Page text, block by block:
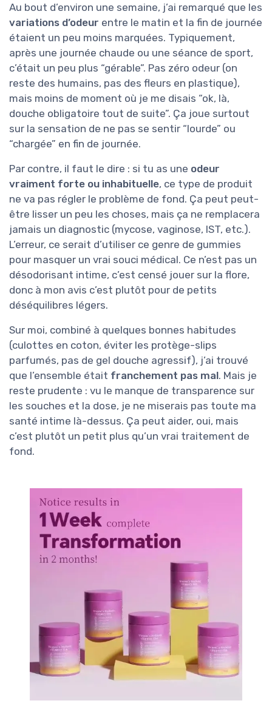
Au bout d’environ une semaine, j’ai remarqué que les
variations d’odeur entre le matin et la fin de journée
étaient un peu moins marquées. Typiquement,
après une journée chaude ou une séance de sport,
c’était un peu plus “gérable”. Pas zéro odeur (on
reste des humains, pas des fleurs en plastique),
mais moins de moment où je me disais “ok, là,
douche obligatoire tout de suite”. Ça joue surtout
sur la sensation de ne pas se sentir “lourde” ou
“chargée” en fin de journée.
Par contre, il faut le dire : si tu as une odeur
vraiment forte ou inhabituelle, ce type de produit
ne va pas régler le problème de fond. Ça peut peut-
être lisser un peu les choses, mais ça ne remplacera
jamais un diagnostic (mycose, vaginose, IST, etc.).
L’erreur, ce serait d’utiliser ce genre de gummies
pour masquer un vrai souci médical. Ce n’est pas un
désodorisant intime, c’est censé jouer sur la flore,
donc à mon avis c’est plutôt pour de petits
déséquilibres légers.
Sur moi, combiné à quelques bonnes habitudes
(culottes en coton, éviter les protège-slips
parfumés, pas de gel douche agressif), j’ai trouvé
que l’ensemble était franchement pas mal. Mais je
reste prudente : vu le manque de transparence sur
les souches et la dose, je ne miserais pas toute ma
santé intime là-dessus. Ça peut aider, oui, mais
c’est plutôt un petit plus qu’un vrai traitement de
fond.